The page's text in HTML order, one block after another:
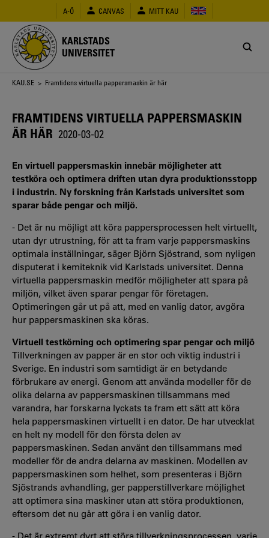
huvudinnehåll
A-Ö CANVAS MITT KAU
KARLSTADS
UNIVERSITET
Länkstig
KAU.SE > Framtidens virtuella pappersmaskin är här
FRAMTIDENS VIRTUELLA PAPPERSMASKIN
ÄR HÄR 2020-03-02
En virtuell pappersmaskin innebär möjligheter att
testköra och optimera driften utan dyra produktionsstopp
i industrin. Ny forskning från Karlstads universitet som
sparar både pengar och miljö.
- Det är nu möjligt att köra pappersprocessen helt virtuellt,
utan dyr utrustning, för att ta fram varje pappersmaskins
optimala inställningar, säger Björn Sjöstrand, som nyligen
disputerat i kemiteknik vid Karlstads universitet. Denna
virtuella pappersmaskin medför möjligheter att spara på
miljön, vilket även sparar pengar för företagen.
Optimeringen går ut på att, med en vanlig dator, avgöra
hur pappersmaskinen ska köras.
Virtuell testkörning och optimering spar pengar och miljö
Tillverkningen av papper är en stor och viktig industri i
Sverige. En industri som samtidigt är en betydande
förbrukare av energi. Genom att använda modeller för de
olika delarna av pappersmaskinen tillsammans med
varandra, har forskarna lyckats ta fram ett sätt att köra
hela pappersmaskinen virtuellt i en dator. De har utvecklat
en helt ny modell för den första delen av
pappersmaskinen. Sedan använt den tillsammans med
modeller för de andra delarna av maskinen. Modellen av
pappersmaskinen som helhet, som presenteras i Björn
Sjöstrands avhandling, ger papperstillverkare möjlighet
att optimera sina maskiner utan att störa produktionen,
eftersom det nu går att göra i en vanlig dator.
- Det är extremt dyrt att störa tillverkningsprocessen, varje